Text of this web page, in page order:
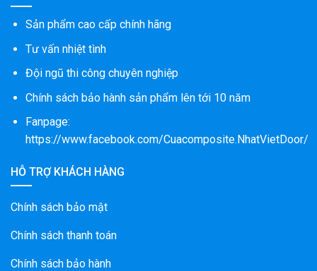
Sản phẩm cao cấp chính hãng
Tư vấn nhiệt tình
Đội ngũ thi công chuyên nghiệp
Chính sách bảo hành sản phẩm lên tới 10 năm
Fanpage:
https://www.facebook.com/Cuacomposite.NhatVietDoor/
HỖ TRỢ KHÁCH HÀNG
Chính sách bảo mật
Chính sách thanh toán
Chính sách bảo hành